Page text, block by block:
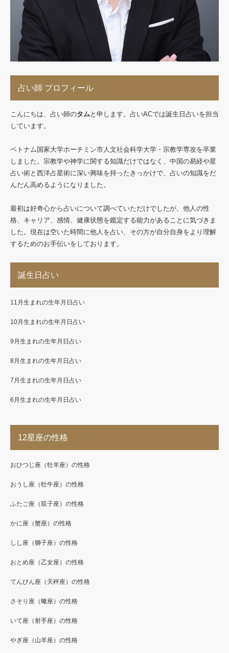
占い師 プロフィール
こんにちは、占い師のタム と申します。占いACでは誕生日占いを担当
しています。
ベトナム国家大学ホーチミン市人文社会科学大学・宗教学専攻を卒業
しました。宗教学や神学に関する知識だけではなく、中国の易経や星
占い術と西洋占星術に深い興味を持ったきっかけで、占いの知識をだ
んだん高めるようになりました。
最初は好奇心から占いについて調べていただけでしたが、他人の性
格、キャリア、感情、健康状態を鑑定する能力があることに気づきま
した。現在は空いた時間に他人を占い、その方が自分自身をより理解
するためのお手伝いをしております。
誕生日占い
11月生まれの生年月日占い
10月生まれの生年月日占い
9月生まれの生年月日占い
8月生まれの生年月日占い
7月生まれの生年月日占い
6月生まれの生年月日占い
12星座の性格
おひつじ座（牡羊座）の性格
おうし座（牡牛座）の性格
ふたご座（双子座）の性格
かに座（蟹座）の性格
しし座（獅子座）の性格
おとめ座（乙女座）の性格
てんびん座（天秤座）の性格
さそり座（蠍座）の性格
いて座（射手座）の性格
やぎ座（山羊座）の性格